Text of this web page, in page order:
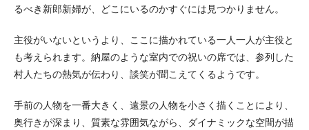
るべき新郎新婦が、どこにいるのかすぐには見つかりません。
主役がいないというより、ここに描かれている一人一人が主役と
も考えられます。納屋のような室内での祝いの席では、参列した
村人たちの熱気が伝わり、談笑が聞こえてくるようです。
手前の人物を一番大きく、遠景の人物を小さく描くことにより、
奥行きが深まり、質素な雰囲気ながら、ダイナミックな空間が描